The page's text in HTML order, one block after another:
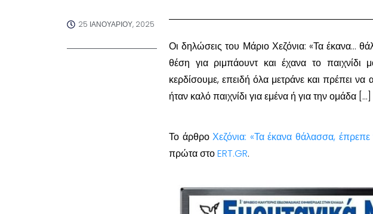
25 ΙΑΝΟΥΑΡΊΟΥ, 2025
Οι δηλώσεις του Μάριο Χεζόνια: «Τα έκανα…
θέση για ριμπάουντ και έχανα το
κερδίσουμε, επειδή όλα μετράνε και πρέπει
ήταν καλό παιχνίδι για εμένα ή για την ομάδα […]
Το άρθροΧεζόνια: «Τα έκανα θάλασσα,
πρώτα στοERT.GR.